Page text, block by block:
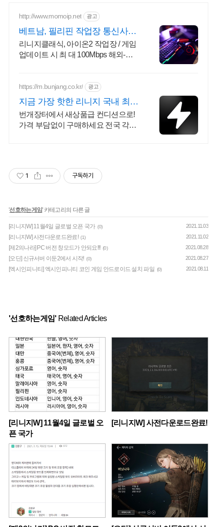
http://www.momoip.net 광고
베트남, 필리핀 작업장 통신사KT
IP
리니지클래식, 아이온2 작업장 / 게임
업데이트 시 최 대 100Mbps 해외-한
https://m.bunjang.co.kr/ 광고
지금 가장 핫한 리니지 국내 최대
브랜드 중고거래
번개장터에서 새상품급 컨디션으로!
가격 부담없이 구매하세요 전국 각지
1 구독하기
'선호하는게임' 카테고리의 다른 글
[리니지W] 11월4일 글로벌 오픈 국가 (0) 2021.11.03
[리니지W] 사전다운로드완료! (1) 2021.11.02
[제2의나라] PC 버전 창모드가 안되요!!! (0) 2021.08.28
[오딘] 신규서버 이둔2에서 시작! (0) 2021.08.27
[엑시인피니티] 엑시인피니티 코인 게임 안드로이드 설치 파일 (0) 2021.08.11
'선호하는게임' Related Articles
[리니지W] 11월4일 글로벌 오
픈 국가
[리니지W] 사전다운로드완료!